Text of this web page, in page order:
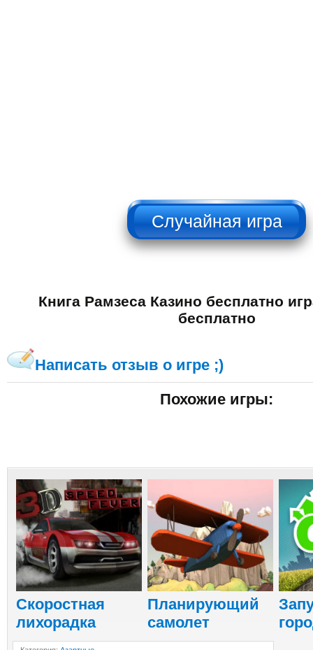
НЕ НАЖИМАТЬ!!!
Книга Рамзеса Казино бесплатно
бесплатно
Написать отзыв о игре ;)
Похожие игры:
Скоростная
лихорадка
Планирующий
самолет